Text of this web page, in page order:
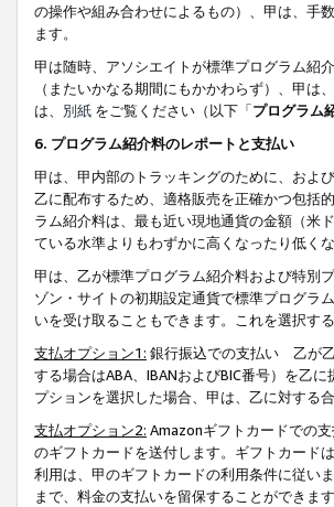
の操作や組み合わせによるもの）、甲は、手
ます。
甲は随時、アソシエイトが標準プログラム紹
（またいかなる期間にもかかわらず）、甲
は、 別紙 をご覧ください（以下「プログラム
6. プログラム紹介料のレポートと支払い
甲は、甲内部のトラッキングのために、およ
乙に配布するため、適格販売を正確かつ包括
ラム紹介料は、最も近い現地通貨の金額（米
ている水準よりもわずかに高くなったり低く
甲は、乙が標準プログラム紹介料および特別
ゾン・サイトの初期設定通貨で標準プログラ
いを受け取ることもできます。これを選択す
支払オプション1: 銀行振込での支払い 乙が
する場合はABA、IBANおよびBIC番号）を乙
プションを選択した場合、甲は、乙に対する
支払オプション2: Amazonギフトカードでの
のギフトカードを送付します。ギフトカード
利用は、甲のギフトカードの利用条件に従い
まで、料金の支払いを留保することができま